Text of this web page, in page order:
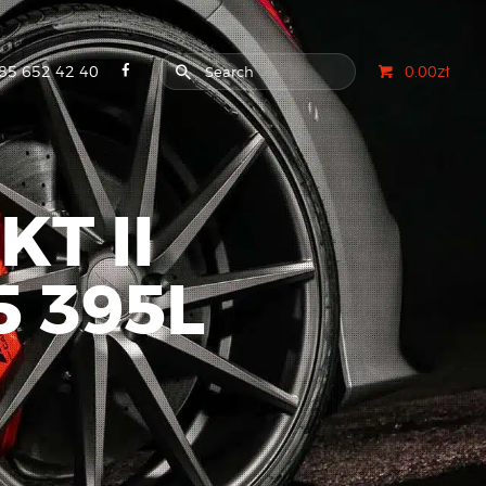
652 42 40 0.00zł
II
395L